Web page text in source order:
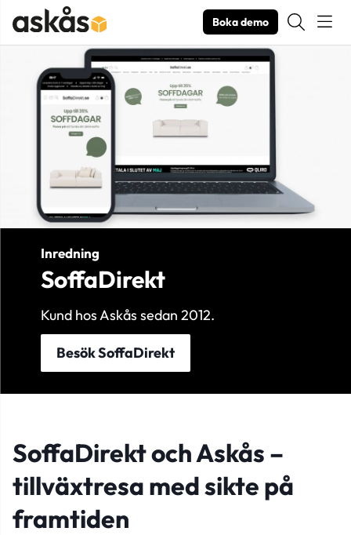
Boka demo
Produktbilder SoffaDirekt
Inredning
SoffaDirekt
Kund hos Askås sedan 2012.
Besök SoffaDirekt
SoffaDirekt och Askås –
tillväxtresa med sikte på
framtiden